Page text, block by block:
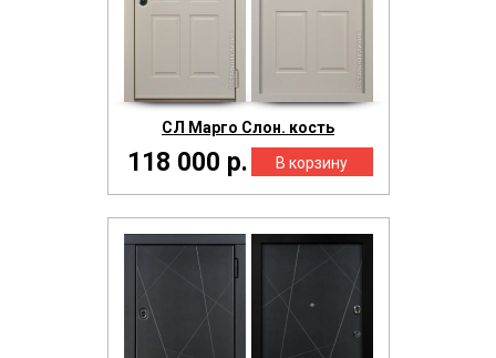
СЛ Марго Слон. кость
118 000 р.